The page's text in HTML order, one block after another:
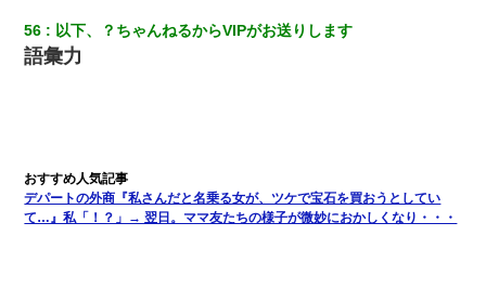
56 以下、？ちゃんねるからVIPがお送りします
語彙力
デパートの外商『私さんだと名乗る女が、ツケで宝石を買おうとしてい
て…』私「！？」→ 翌日。ママ友たちの様子が微妙におかしくなり・・・